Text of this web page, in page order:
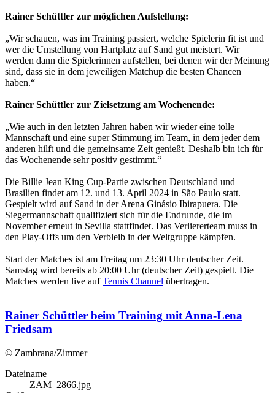
Rainer Schüttler zur möglichen Aufstellung:
„Wir schauen, was im Training passiert, welche Spielerin fit ist und
wer die Umstellung von Hartplatz auf Sand gut meistert. Wir
werden dann die Spielerinnen aufstellen, bei denen wir der Meinung
sind, dass sie in dem jeweiligen Matchup die besten Chancen
haben.“
Rainer Schüttler zur Zielsetzung am Wochenende:
„Wie auch in den letzten Jahren haben wir wieder eine tolle
Mannschaft und eine super Stimmung im Team, in dem jeder dem
anderen hilft und die gemeinsame Zeit genießt. Deshalb bin ich für
das Wochenende sehr positiv gestimmt.“
Die Billie Jean King Cup-Partie zwischen Deutschland und
Brasilien findet am 12. und 13. April 2024 in São Paulo statt.
Gespielt wird auf Sand in der Arena Ginásio Ibirapuera. Die
Siegermannschaft qualifiziert sich für die Endrunde, die im
November erneut in Sevilla stattfindet. Das Verliererteam muss in
den Play-Offs um den Verbleib in der Weltgruppe kämpfen.
Start der Matches ist am Freitag um 23:30 Uhr deutscher Zeit.
Samstag wird bereits ab 20:00 Uhr (deutscher Zeit) gespielt. Die
Matches werden live aufTennis Channel übertragen.
Rainer Schüttler beim Training mit Anna-Lena
Friedsam
© Zambrana/Zimmer
Dateiname
ZAM_2866.jpg